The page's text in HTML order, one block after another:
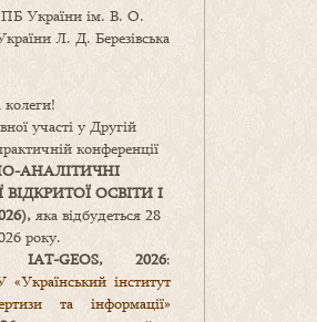
України ім. В. О.
Л. Д. Березівська
участі у Другій
конференції
АНАЛІТИЧНІ
ОСВІТИ І
яка відбудеться 28
року.
IAT-GEOS, 2026:
інститут
та інформації»